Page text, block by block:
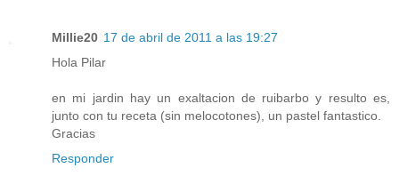
Millie20 17 de abril de 2011 a las 19:27
Hola Pilar
en mi jardin hay un exaltacion de ruibarbo y resulto es,
junto con tu receta (sin melocotones), un pastel fantastico.
Gracias
Responder